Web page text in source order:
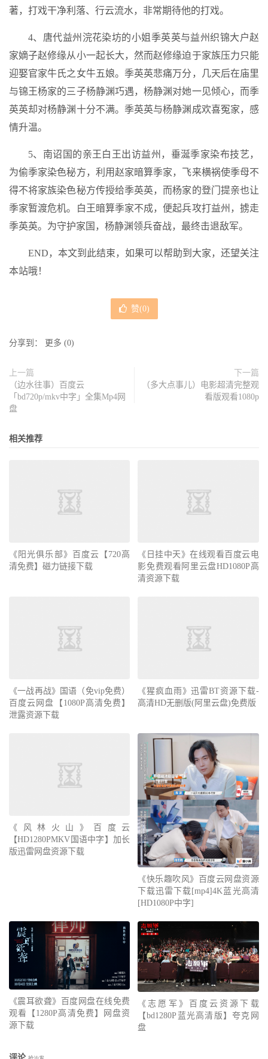
著，打戏干净利落、行云流水，非常期待他的打戏。
4、唐代益州浣花染坊的小姐季英英与益州织锦大户赵
家嫡子赵修缘从小一起长大，然而赵修缘迫于家族压力只能
迎娶官家牛氏之女牛五娘。季英英悲痛万分，几天后在庙里
与锦王杨家的三子杨静渊巧遇，杨静渊对她一见倾心，而季
英英却对杨静渊十分不满。季英英与杨静渊成欢喜冤家，感
情升温。
5、南诏国的亲王白王出访益州，垂涎季家染布技艺，
为偷季家染色秘方，利用赵家暗算季家，飞来横祸使季母不
得不将家族染色秘方传授给季英英，而杨家的登门提亲也让
季家暂渡危机。白王暗算季家不成，便起兵攻打益州，掳走
季英英。为守护家国，杨静渊领兵奋战，最终击退敌军。
END，本文到此结束，如果可以帮助到大家，还望关注
本站哦！
赞(0)
分享到： 更多 (0)
上一篇
（边水往事）百度云
「bd720p/mkv中字」全集Mp4网
盘
下一篇
（多大点事儿）电影超清完整观
看版观看1080p
相关推荐
《阳光俱乐部》百度云【720高
清免费】磁力链接下载
《日挂中天》在线观看百度云电
影免费观看阿里云盘HD1080P高
清资源下载
《一战再战》国语（免vip免费）
百度云网盘【1080P高清免费】
泄露资源下载
《猩疯血雨》迅雷BT资源下载-
高清HD无删版(阿里云盘)免费版
《风林火山》百度云
【HD1280PMKV国语中字】加长
版迅雷网盘资源下载
《快乐趣吹风》百度云网盘资源
下载迅雷下载[mp4]4K蓝光高清
[HD1080P中字]
《震耳欲聋》百度网盘在线免费
观看【1280P高清免费】网盘资
源下载
《志愿军》百度云资源下载
【bd1280P蓝光高清版】夸克网
盘